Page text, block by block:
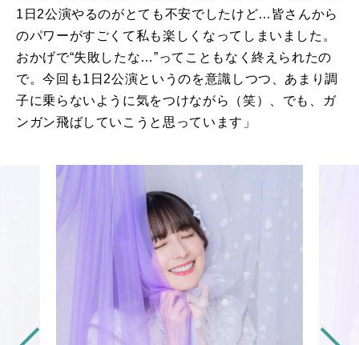
1 日 2公演やるのがとても不安でしたけど…皆さんから
のパワーがすごくて私も楽しくなってしまいました。
おかげで“失敗したな…”ってこともなく終えられたの
で。今回も1 日 2公演というのを意識しつつ、あまり調
子に乗らないように気をつけながら（笑）、でも、ガ
ンガン飛ばしていこうと思っています」